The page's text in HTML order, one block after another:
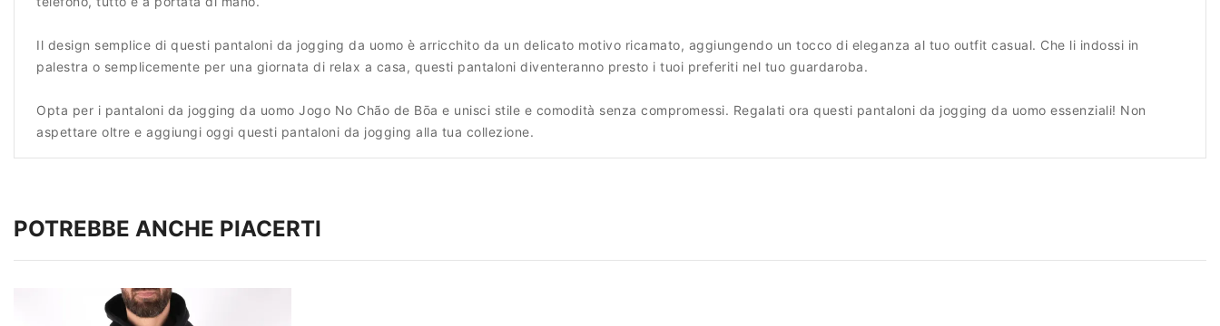
Il design semplice di questi pantaloni da jogging da uomo è arricchito da un delicato motivo ricamato, aggiungendo un tocco di eleganza al tuo outfit casual. Che li indossi in
palestra o semplicemente per una giornata di relax a casa, questi pantaloni diventeranno presto i tuoi preferiti nel tuo guardaroba.
Opta per i pantaloni da jogging da uomo Jogo No Chão de Bōa e unisci stile e comodità senza compromessi. Regalati ora questi pantaloni da jogging da uomo essenziali! Non
aspettare oltre e aggiungi oggi questi pantaloni da jogging alla tua collezione.
POTREBBE ANCHE PIACERTI